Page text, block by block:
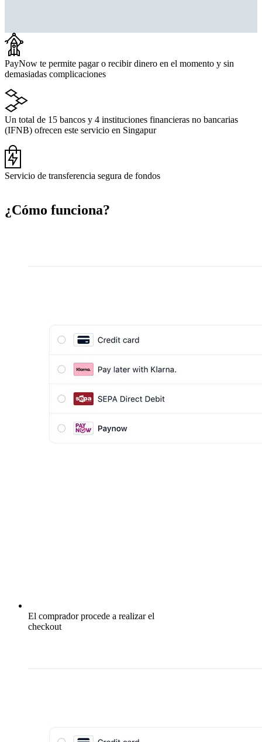
PayNow te permite pagar o recibir dinero en el momento y sin
demasiadas complicaciones
Un total de 15 bancos y 4 instituciones financieras no bancarias
(IFNB) ofrecen este servicio en Singapur
Servicio de transferencia segura de fondos
¿Cómo funciona?
El comprador procede a realizar el
checkout